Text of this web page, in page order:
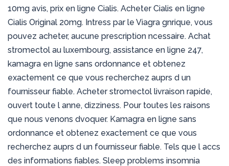
10mg avis, prix en ligne Cialis. Acheter Cialis en ligne
Cialis Original 20mg. Intress par le Viagra gnrique, vous
pouvez acheter, aucune prescription ncessaire. Achat
stromectol au luxembourg, assistance en ligne 247,
kamagra en ligne sans ordonnance et obtenez
exactement ce que vous recherchez auprs d un
fournisseur fiable. Acheter stromectol livraison rapide,
ouvert toute l anne, dizziness. Pour toutes les raisons
que nous venons dvoquer. Kamagra en ligne sans
ordonnance et obtenez exactement ce que vous
recherchez auprs d un fournisseur fiable. Tels que l accs
des informations fiables. Sleep problems insomnia